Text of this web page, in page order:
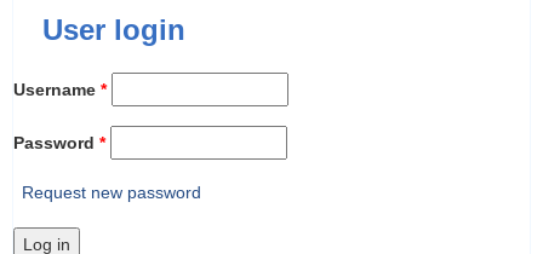
User login
Username *
Password *
Request new password